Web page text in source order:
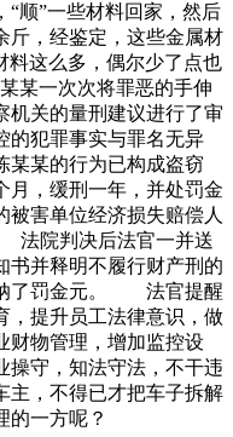
顺”一些材料回家，然后
斤，经鉴定，这些金属材
这么多，偶尔少了点也
某一次次将罪恶的手伸
机关的量刑建议进行了审
的犯罪事实与罪名无异
某的行为已构成盗窃
月，缓刑一年，并处罚金
被害单位经济损失赔偿人
院判决后法官一并送
书并释明不履行财产刑的
纳了罚金元。 法官提醒
，提升员工法律意识，做
财物管理，增加监控设
操守，知法守法，不干违
主，不得已才把车子拆解
的一方呢？